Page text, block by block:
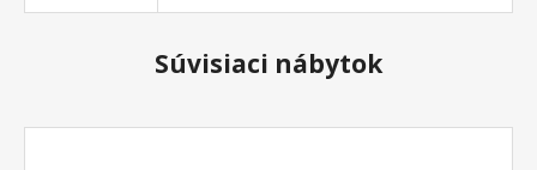
Súvisiaci nábytok